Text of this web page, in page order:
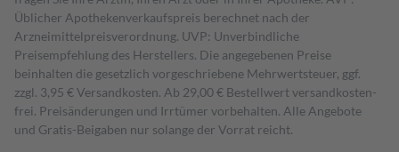
Üblicher Apothekenverkaufspreis berechnet nach der
Arzneimittelpreisverordnung. UVP: Unverbindliche
Preisempfehlung des Herstellers. Die angegebenen Preise
beinhalten die gesetzlich vorgeschriebene Mehrwertsteuer, ggf.
zzgl. 3,95 € Versandkosten. Ab 29,00 € Bestell­wert versand­kosten­
frei. Preisänderungen und Irrtümer vorbehalten. Alle Angebote
und Gratis-Beigaben nur solange der Vorrat reicht.